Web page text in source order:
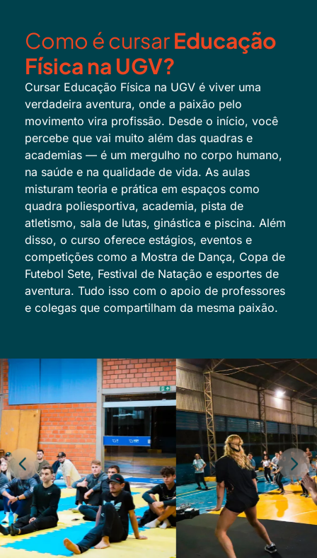
Como é cursarEducação
Física na UGV?
Cursar Educação Física na UGV é viver uma
verdadeira aventura, onde a paixão pelo
movimento vira profissão. Desde o início, você
percebe que vai muito além das quadras e
academias — é um mergulho no corpo humano,
na saúde e na qualidade de vida. As aulas
misturam teoria e prática em espaços como
quadra poliesportiva, academia, pista de
atletismo, sala de lutas, ginástica e piscina. Além
disso, o curso oferece estágios, eventos e
competições como a Mostra de Dança, Copa de
Futebol Sete, Festival de Natação e esportes de
aventura. Tudo isso com o apoio de professores
e colegas que compartilham da mesma paixão.